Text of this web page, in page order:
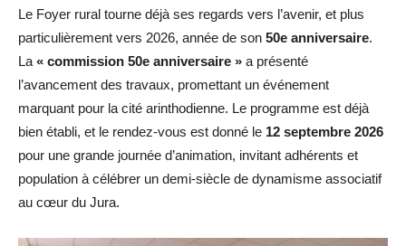
Le Foyer rural tourne déjà ses regards vers l’avenir, et plus
particulièrement vers 2026, année de son 50e anniversaire.
La« commission 50e anniversaire » a présenté
l’avancement des travaux, promettant un événement
marquant pour la cité arinthodienne. Le programme est déjà
bien établi, et le rendez-vous est donné le 12 septembre 2026
pour une grande journée d’animation, invitant adhérents et
population à célébrer un demi-siècle de dynamisme associatif
au cœur du Jura.